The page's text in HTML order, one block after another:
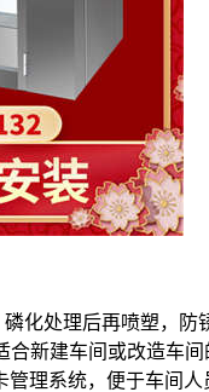
化处理后再喷塑，防
新建车间或改造车
理系统，便于车间